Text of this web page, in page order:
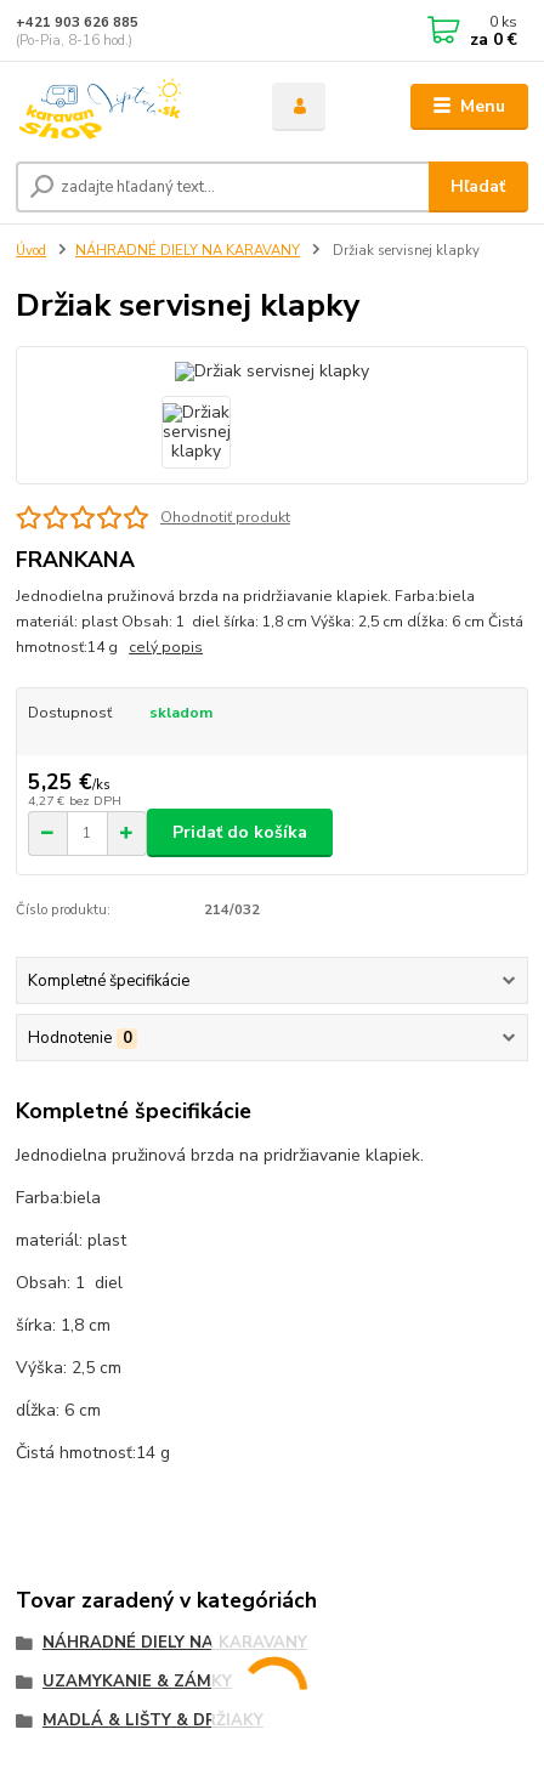
Menu
Hľadať
+421 903 626 885
(Po-Pia, 8-16 hod.)
0 ks
za 0 €
Úvod NÁHRADNÉ DIELY NA KARAVANY Držiak servisnej klapky
Držiak servisnej klapky
Ohodnotiť produkt
FRANKANA
Jednodielna pružinová brzda na pridržiavanie klapiek. Farba:biela
materiál: plast Obsah: 1 diel šírka: 1,8 cm Výška: 2,5 cm dĺžka: 6 cm Čistá
hmotnosť:14 g celý popis
Dostupnosť skladom
5,25 €/ks
4,27 € bez DPH
Pridať do košíka
Číslo produktu: 214/032
Kompletné špecifikácie
Hodnotenie 0
Kompletné špecifikácie
Jednodielna pružinová brzda na pridržiavanie klapiek.
Farba:biela
materiál:plast
Obsah: 1 diel
šírka: 1,8 cm
Výška: 2,5 cm
dĺžka:6 cm
Čistá hmotnosť:14 g
Tovar zaradený v kategóriách
NÁHRADNÉ DIELY NA KARAVANY
UZAMYKANIE & ZÁMKY
MADLÁ & LIŠTY & DRŽIAKY